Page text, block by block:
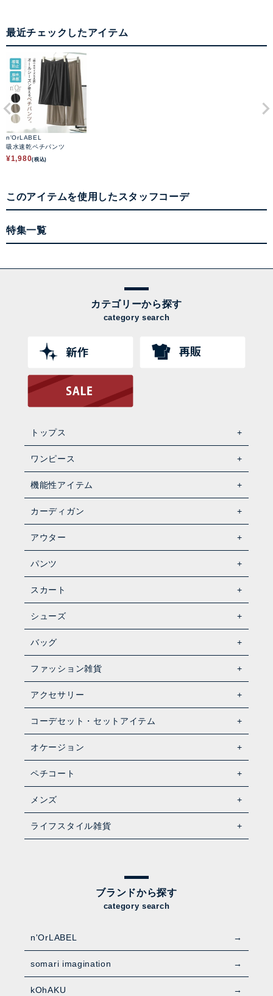
最近チェックしたアイテム
n'OrLABEL
吸水速乾ペチパンツ
¥1,980(税込)
このアイテムを使用したスタッフコーデ
特集一覧
カテゴリーから探す
category search
トップス
ワンピース
機能性アイテム
カーディガン
アウター
パンツ
スカート
シューズ
バッグ
ファッション雑貨
アクセサリー
コーデセット・セットアイテム
オケージョン
ペチコート
メンズ
ライフスタイル雑貨
ブランドから探す
category search
n'OrLABEL
somari imagination
kOhAKU